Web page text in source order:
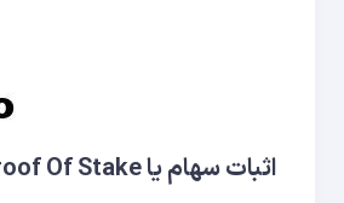
اثبات سهام یا Proof Of Stake چیست؟